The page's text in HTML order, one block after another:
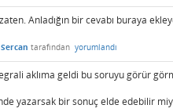
Anladığın bir cevabı buraya
Sercan tarafından yorumlandı
aklıma geldi bu soruyu görür
yazarsak bir sonuç elde edebilir